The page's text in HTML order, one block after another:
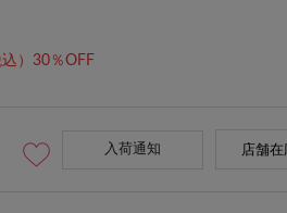
込）30％OFF
入荷通知 店舗在